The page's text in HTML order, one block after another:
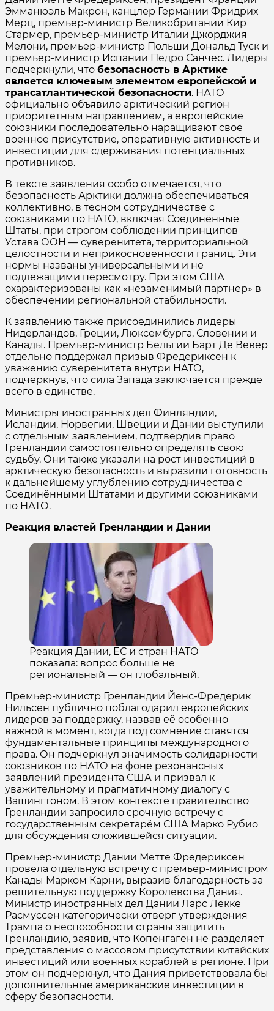
Эмманюэль Макрон, канцлер Германии Фридрих
Мерц, премьер-министр Великобритании Кир
Стармер, премьер-министр Италии Джорджия
Мелони, премьер-министр Польши Дональд Туск и
премьер-министр Испании Педро Санчес. Лидеры
подчеркнули, что безопасность в Арктике
является ключевым элементом европейской и
трансатлантической безопасности. НАТО
официально объявило арктический регион
приоритетным направлением, а европейские
союзники последовательно наращивают своё
военное присутствие, оперативную активность и
инвестиции для сдерживания потенциальных
противников.
В тексте заявления особо отмечается, что
безопасность Арктики должна обеспечиваться
коллективно, в тесном сотрудничестве с
союзниками по НАТО, включая Соединённые
Штаты, при строгом соблюдении принципов
Устава ООН — суверенитета, территориальной
целостности и неприкосновенности границ. Эти
нормы названы универсальными и не
подлежащими пересмотру. При этом США
охарактеризованы как «незаменимый партнёр» в
обеспечении региональной стабильности.
К заявлению также присоединились лидеры
Нидерландов, Греции, Люксембурга, Словении и
Канады. Премьер-министр Бельгии Барт Де Вевер
отдельно поддержал призыв Фредериксен к
уважению суверенитета внутри НАТО,
подчеркнув, что сила Запада заключается прежде
всего в единстве.
Министры иностранных дел Финляндии,
Исландии, Норвегии, Швеции и Дании выступили
с отдельным заявлением, подтвердив право
Гренландии самостоятельно определять свою
судьбу. Они также указали на рост инвестиций в
арктическую безопасность и выразили готовность
к дальнейшему углублению сотрудничества с
Соединёнными Штатами и другими союзниками
по НАТО.
Реакция властей Гренландии и Дании
Реакция Дании, ЕС и стран НАТО
показала: вопрос больше не
региональный — он глобальный.
Премьер-министр Гренландии Йенс-Фредерик
Нильсен публично поблагодарил европейских
лидеров за поддержку, назвав её особенно
важной в момент, когда под сомнение ставятся
фундаментальные принципы международного
права. Он подчеркнул значимость солидарности
союзников по НАТО на фоне резонансных
заявлений президента США и призвал к
уважительному и прагматичному диалогу с
Вашингтоном. В этом контексте правительство
Гренландии запросило срочную встречу с
государственным секретарём США Марко Рубио
для обсуждения сложившейся ситуации.
Премьер-министр Дании Метте Фредериксен
провела отдельную встречу с премьер-министром
Канады Марком Карни, выразив благодарность за
решительную поддержку Королевства Дания.
Министр иностранных дел Дании Ларс Лёкке
Расмуссен категорически отверг утверждения
Трампа о неспособности страны защитить
Гренландию, заявив, что Копенгаген не разделяет
представления о массовом присутствии китайских
инвестиций или военных кораблей в регионе. При
этом он подчеркнул, что Дания приветствовала бы
дополнительные американские инвестиции в
сферу безопасности.